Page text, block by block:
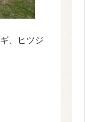
、ヒツジ